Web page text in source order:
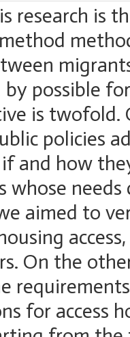
research is
possible
is
policies
and how
whose
aimed to
On the
for access